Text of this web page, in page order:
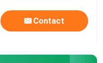
Contact